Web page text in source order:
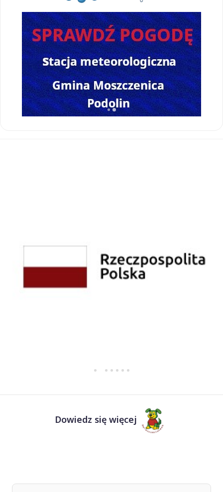
Dowiedz się więcej